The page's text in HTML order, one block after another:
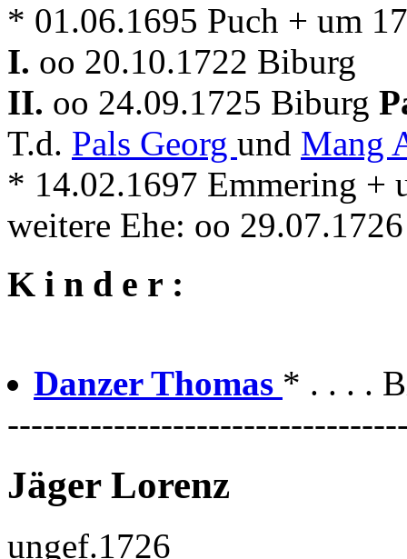
* 01.06.1695 Puch + um
I. oo 20.10.1722 Biburg
II. oo 24.09.1725 Biburg
T.d. Pals Georg und Mang
* 14.02.1697 Emmering +
weitere Ehe: oo
K i n d e r :
Danzer Thomas * . . . .
Jäger Lorenz
ungef.1726